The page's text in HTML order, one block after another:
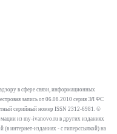
в сфере связи, информационных
запись от 06.08.2010 серия ЭЛ ФС
серийный номер ISSN 2312-6981. ©
из my-ivanovo.ru в других изданиях
(в интернет-изданиях - с гиперссылкой) на